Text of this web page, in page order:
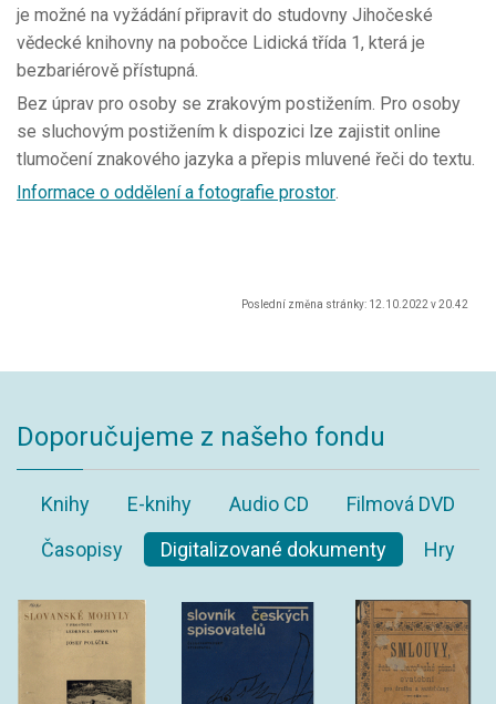
je možné na vyžádání připravit do studovny Jihočeské
vědecké knihovny na pobočce Lidická třída 1, která je
bezbariérově přístupná.
Bez úprav pro osoby se zrakovým postižením. Pro osoby
se sluchovým postižením k dispozici lze zajistit online
tlumočení znakového jazyka a přepis mluvené řeči do textu.
Informace o oddělení a fotografie prostor.
Poslední změna stránky: 12.10.2022 v 20.42
Doporučujeme z našeho fondu
Knihy E-knihy Audio CD
Filmová DVD
Časopisy
Digitalizované dokumenty Hry